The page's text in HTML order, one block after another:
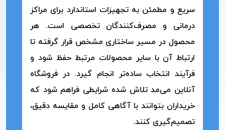
سریع و مطمئن به تجهیزات استاندارد برای مراکز
درمانی و مصرف‌کنندگان تخصصی است. هر
محصول در مسیر ساختاری مشخص قرار گرفته تا
ارتباط آن با سایر محصولات مرتبط حفظ شود و
فرآیند انتخاب ساده‌تر انجام گیرد. در فروشگاه
آنلاین می‌مد تلاش شده شرایطی فراهم شود که
خریداران بتوانند با آگاهی کامل و مقایسه دقیق،
تصمیم‌گیری کنند.